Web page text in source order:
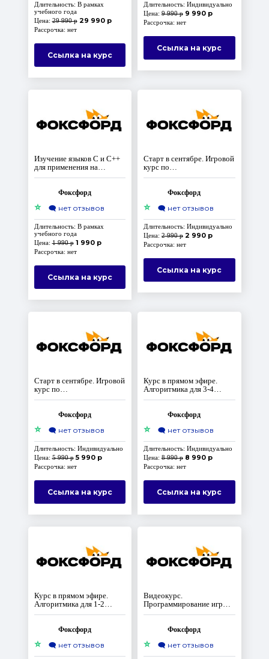
Длительность: В рамках
учебного года
Цена:29 990 р 29 990 р
Рассрочка: нет
Ссылка на курс
Длительность: Индивидуально
Цена: 9 990 р 9 990 р
Рассрочка: нет
Ссылка на курс
Изучение языков C и C++
для применения на
олимпиадах для 9-11
Фоксфорд
⭐ 🗨️ нет отзывов
Длительность: В рамках
учебного года
Цена:1 990 р 1 990 р
Рассрочка: нет
Ссылка на курс
Старт в сентябре. Игровой
курс по
программированию:
Фоксфорд
⭐ 🗨️ нет отзывов
Длительность: Индивидуально
Цена: 2 990 р 2 990 р
Рассрочка: нет
Ссылка на курс
Старт в сентябре. Игровой
курс по
программированию:
операторы.Фоксфорд
⭐ 🗨️ нет отзывов
Длительность: Индивидуально
Цена:5 990 р 5 990 р
Рассрочка: нет
Ссылка на курс
Курс в прямом эфире.
Алгоритмика для 3-4
класса
Фоксфорд
⭐ 🗨️ нет отзывов
Длительность: Индивидуально
Цена: 8 990 р 8 990 р
Рассрочка: нет
Ссылка на курс
Курс в прямом эфире.
Алгоритмика для 1-2
класса
Фоксфорд
⭐ 🗨️ нет отзывов
Видеокурс.
Программирование игр
начального уровня на
2-5 классовФоксфорд
⭐ 🗨️ нет отзывов